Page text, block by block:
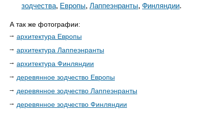
зодчества, Европы, Лаппеэнранты, Финляндии.
А так же фотографии:
архитектура Европы
архитектура Лаппеэнранты
архитектура Финляндии
деревянное зодчество Европы
деревянное зодчество Лаппеэнранты
деревянное зодчество Финляндии